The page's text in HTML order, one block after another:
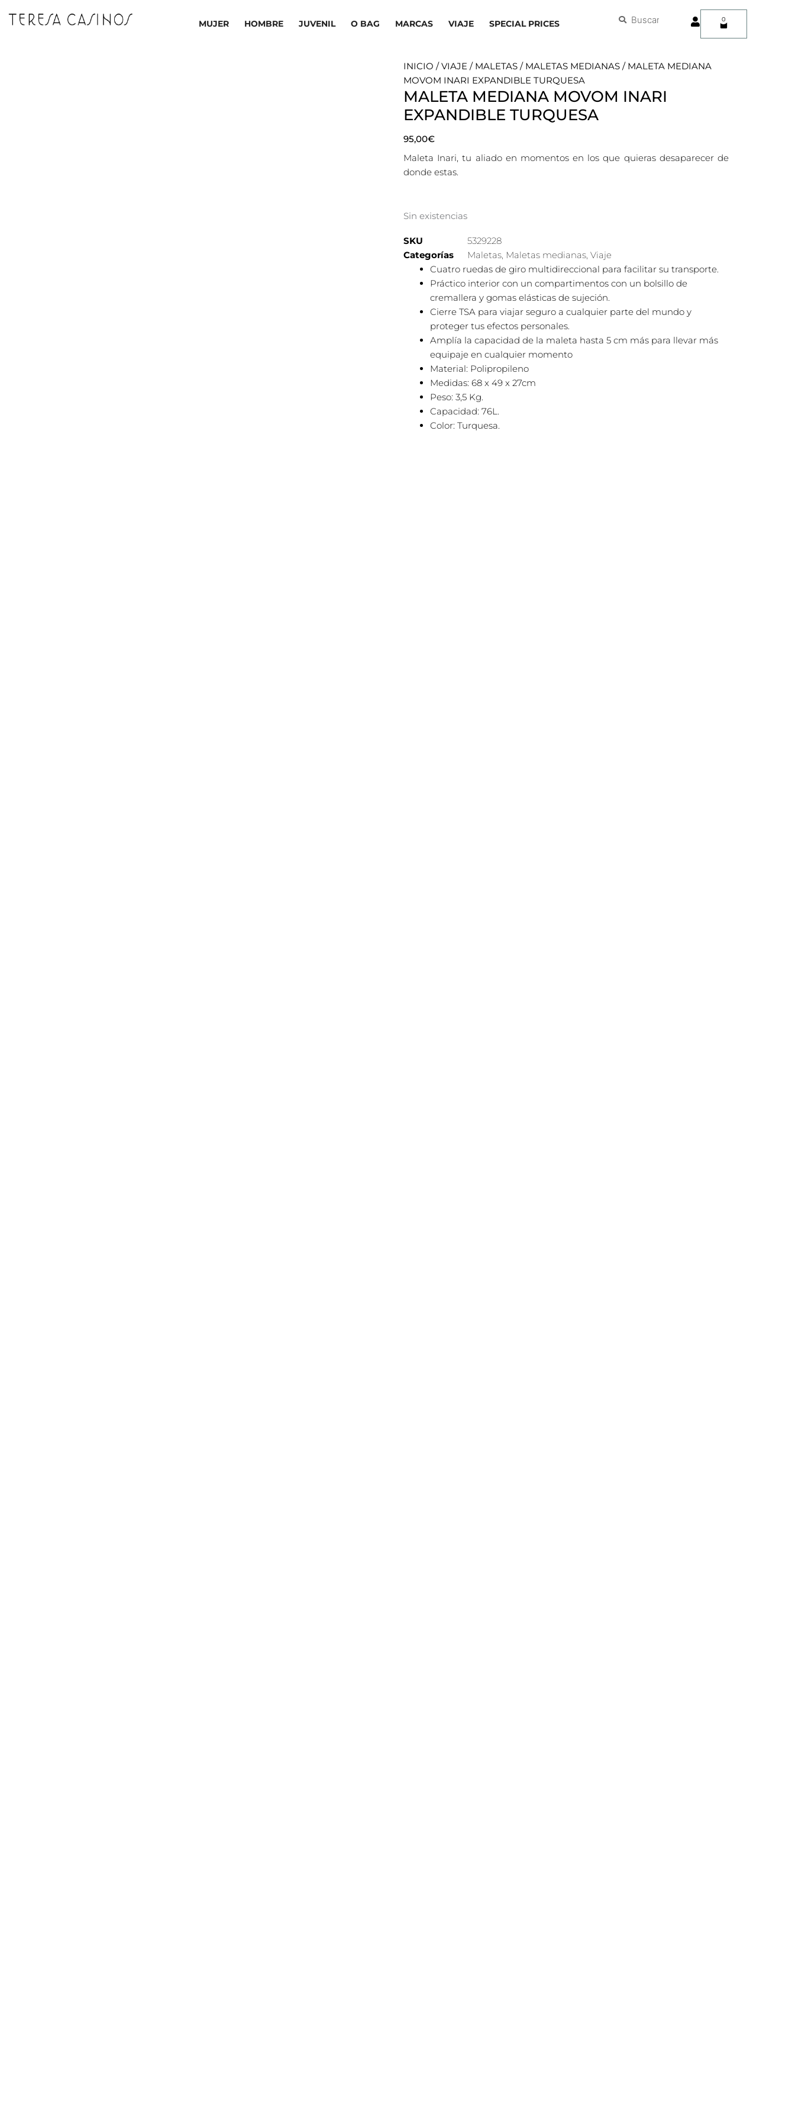
MUJER HOMBRE JUVENIL O BAG MARCAS VIAJE SPECIAL PRICES
User
0
Carrito
INICIO /VIAJE / MALETAS / MALETAS MEDIANAS / MALETA MEDIANA
MOVOM INARI EXPANDIBLE TURQUESA
MALETA MEDIANA MOVOM INARI
EXPANDIBLE TURQUESA
95,00€
Maleta Inari, tu aliado en momentos en los que quieras desaparecer de
donde estas.
Sin existencias
SKU
5329228
Categorías
Maletas, Maletas medianas, Viaje
Cuatro ruedas de giro multidireccional para facilitar su transporte.
Práctico interior con un compartimentos con un bolsillo de
cremallera y gomas elásticas de sujeción.
Cierre TSA para viajar seguro a cualquier parte del mundo y
proteger tus efectos personales.
Amplía la capacidad de la maleta hasta 5 cm más para llevar más
equipaje en cualquier momento
Material: Polipropileno
Medidas: 68 x 49 x 27cm
Peso: 3,5 Kg.
Capacidad: 76L.
Color: Turquesa.